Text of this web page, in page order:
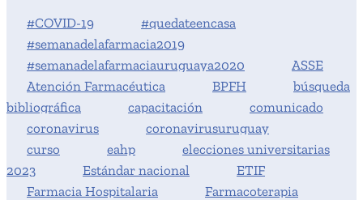
#COVID-19
#quedateencasa
#semanadelafarmacia2019
#semanadelafarmaciauruguaya2020
ASSE
Atención Farmacéutica
BPFH
búsqueda
bibliográfica
capacitación
comunicado
coronavirus
coronavirusuruguay
curso
eahp
elecciones universitarias
2023
Estándar nacional
ETIF
Farmacia Hospitalaria
Farmacoterapia